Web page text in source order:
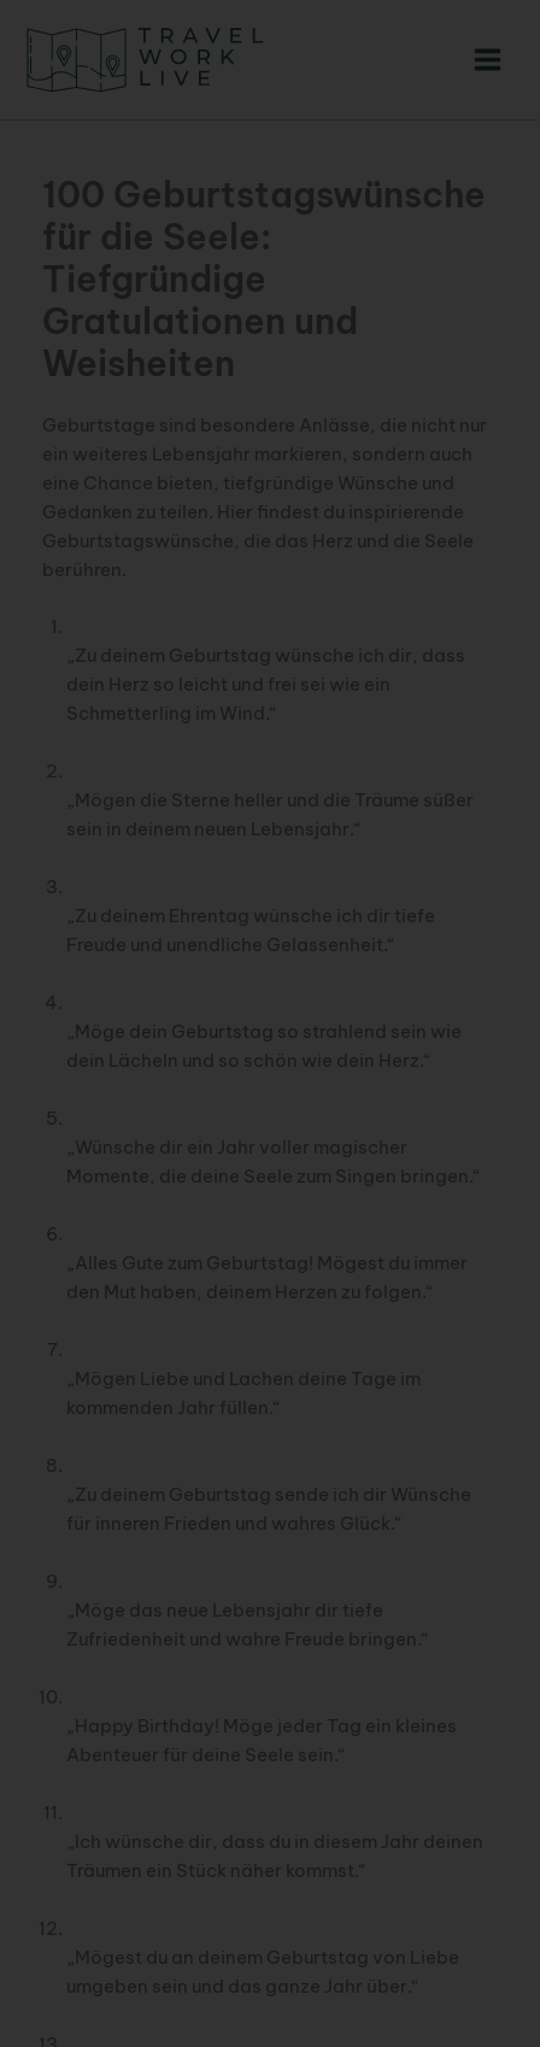
Inhalt
springen
100 Geburtstagswünsche
für die Seele:
Tiefgründige
Gratulationen und
Weisheiten
Geburtstage sind besondere Anlässe, die nicht nur
ein weiteres Lebensjahr markieren, sondern auch
eine Chance bieten, tiefgründige Wünsche und
Gedanken zu teilen. Hier findest du inspirierende
Geburtstagswünsche, die das Herz und die Seele
berühren.
„Zu deinem Geburtstag wünsche ich dir, dass
dein Herz so leicht und frei sei wie ein
Schmetterling im Wind.“
„Mögen die Sterne heller und die Träume süßer
sein in deinem neuen Lebensjahr.“
„Zu deinem Ehrentag wünsche ich dir tiefe
Freude und unendliche Gelassenheit.“
„Möge dein Geburtstag so strahlend sein wie
dein Lächeln und so schön wie dein Herz.“
„Wünsche dir ein Jahr voller magischer
Momente, die deine Seele zum Singen bringen.“
„Alles Gute zum Geburtstag! Mögest du immer
den Mut haben, deinem Herzen zu folgen.“
„Mögen Liebe und Lachen deine Tage im
kommenden Jahr füllen.“
„Zu deinem Geburtstag sende ich dir Wünsche
für inneren Frieden und wahres Glück.“
„Möge das neue Lebensjahr dir tiefe
Zufriedenheit und wahre Freude bringen.“
„Happy Birthday! Möge jeder Tag ein kleines
Abenteuer für deine Seele sein.“
„Ich wünsche dir, dass du in diesem Jahr deinen
Träumen ein Stück näher kommst.“
„Mögest du an deinem Geburtstag von Liebe
umgeben sein und das ganze Jahr über.“